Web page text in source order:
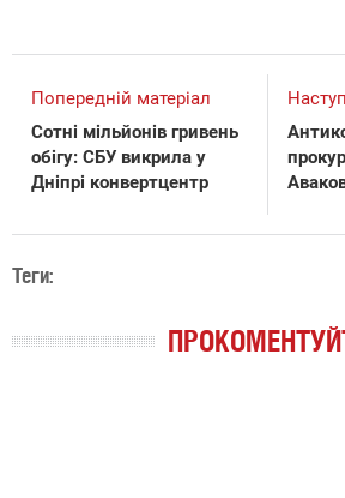
Попередній матеріал
Сотні мільйонів гривень
обігу: СБУ викрила у
Дніпрі конвертцентр
Теги: